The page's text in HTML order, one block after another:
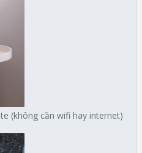
(không cần wifi hay internet)